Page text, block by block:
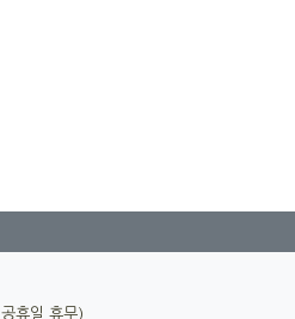
휴일 휴무)